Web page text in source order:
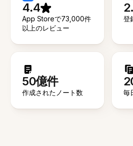
4.4
App Storeで73,000件
以上のレビュー
登
50億件
作成されたノート数 毎